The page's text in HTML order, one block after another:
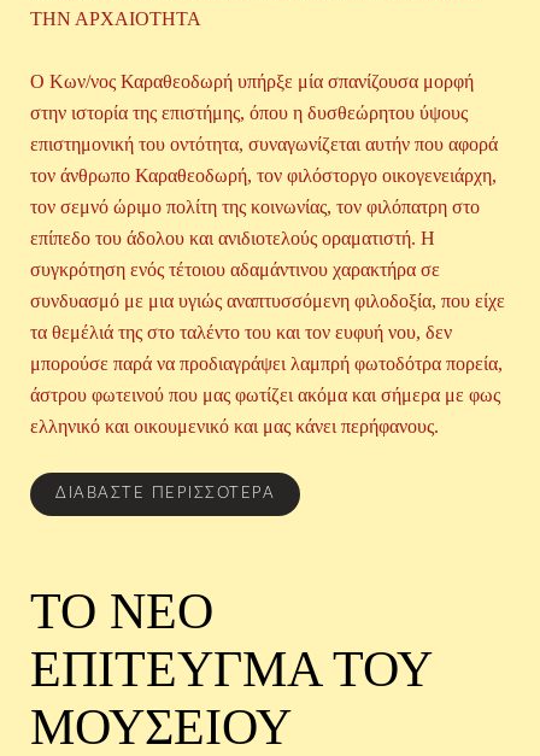
ΤΗΝ ΑΡΧΑΙΟΤΗΤΑ
O Kων/νος Καραθεοδωρή υπήρξε μία σπανίζουσα μορφή
στην ιστορία της επιστήμης, όπου η δυσθεώρητου ύψους
επιστημονική του οντότητα, συναγωνίζεται αυτήν που αφορά
τον άνθρωπο Καραθεοδωρή, τον φιλόστοργο οικογενειάρχη,
τον σεμνό ώριμο πολίτη της κοινωνίας, τον φιλόπατρη στο
επίπεδο του άδολου και ανιδιοτελούς οραματιστή. Η
συγκρότηση ενός τέτοιου αδαμάντινου χαρακτήρα σε
συνδυασμό με μια υγιώς αναπτυσσόμενη φιλοδοξία, που είχε
τα θεμέλιά της στο ταλέντο του και τον ευφυή νου, δεν
μπορούσε παρά να προδιαγράψει λαμπρή φωτοδότρα πορεία,
άστρου φωτεινού που μας φωτίζει ακόμα και σήμερα με φως
ελληνικό και οικουμενικό και μας κάνει περήφανους.
ΔΙΑΒΆΣΤΕ ΠΕΡΙΣΣΌΤΕΡΑ
ΤΟ ΝΕΟ
ΕΠΙΤΕΥΓΜΑ ΤΟΥ
ΜΟΥΣΕΙΟΥ